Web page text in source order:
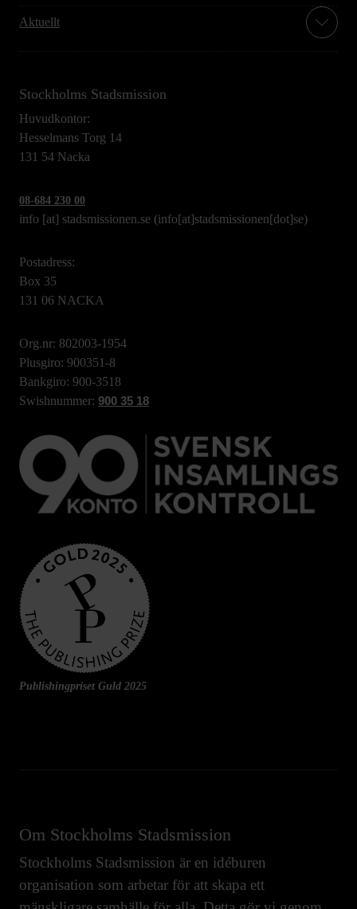
Aktuellt
Stockholms Stadsmission
Huvudkontor:
Hesselmans Torg 14
131 54 Nacka
08-684 230 00
info [at] stadsmissionen.se (info[at]stadsmissionen[dot]se)
Postadress:
Box 35
131 06 NACKA
Org.nr: 802003-1954
Plusgiro: 900351-8
Bankgiro: 900-3518
Swishnummer: 900 35 18
Publishingpriset Guld 2025
Om Stockholms Stadsmission
Stockholms Stadsmission är en idéburen
organisation som arbetar för att skapa ett